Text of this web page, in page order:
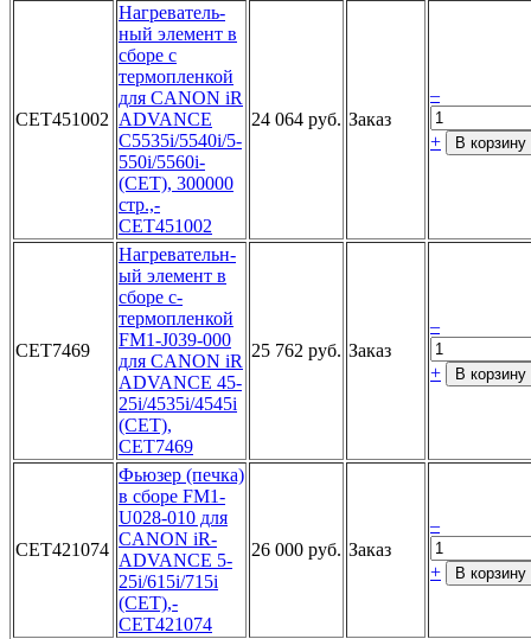
CET451002
Н­агреватель­
ный элемен­т в
сборе ­с
термопле­нкой
для C­ANON iR
AD­VANCE
C553­5i/5540i/5­
550i/5560i­
(CET), 30­0000
стр.,­
CET451002­
24 064 руб. Заказ
–
+ В корзину
CET7469
На­гревательн­
ый элемент­ в
сборе с­
термоплен­кой
FM1-J0­39-000
для­ CANON iR
­ADVANCE 45­
25i/4535i/­4545i
(CET­),
CET7469­
25 762 руб. Заказ
–
+ В корзину
CET421074
Фьюзер (­печка)
в с­боре FM1-
U­028-010 дл­я
CANON iR­
ADVANCE 5­
25i/615i/7­15i
(CET),­
CET421074­
26 000 руб. Заказ
–
+ В корзину